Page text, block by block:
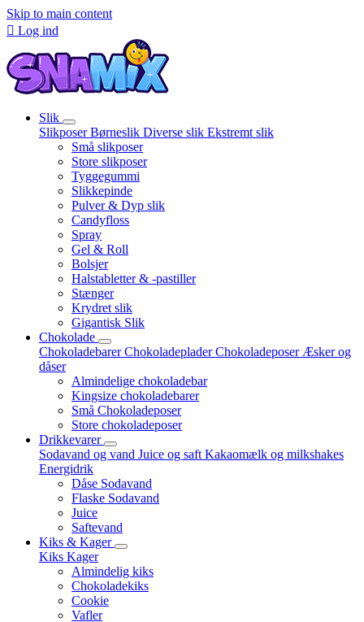
Skip to main content
 Log ind
Slik
SlikposerBørneslik Diverse slik Ekstremt slik
Små slikposer
Store slikposer
Tyggegummi
Slikkepinde
Pulver & Dyp slik
Candyfloss
Spray
Gel & Roll
Bolsjer
Halstabletter & -pastiller
Stænger
Krydret slik
Gigantisk Slik
Chokolade
ChokoladebarerChokoladepladerChokoladeposer Æsker og
dåser
Almindelige chokoladebar
Kingsize chokoladebarer
Små Chokoladeposer
Store chokoladeposer
Drikkevarer
Sodavand og vand Juice og saft Kakaomælk og milkshakes
Energidrik
Dåse Sodavand
Flaske Sodavand
Juice
Saftevand
Kiks & Kager
Kiks Kager
Almindelig kiks
Chokoladekiks
Cookie
Vafler